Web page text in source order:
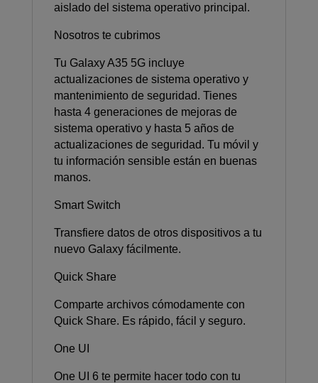
aislado del sistema operativo principal.
Nosotros te cubrimos
Tu Galaxy A35 5G incluye
actualizaciones de sistema operativo y
mantenimiento de seguridad. Tienes
hasta 4 generaciones de mejoras de
sistema operativo y hasta 5 años de
actualizaciones de seguridad. Tu móvil y
tu información sensible están en buenas
manos.
Smart Switch
Transfiere datos de otros dispositivos a tu
nuevo Galaxy fácilmente.
Quick Share
Comparte archivos cómodamente con
Quick Share. Es rápido, fácil y seguro.
One UI
One UI 6 te permite hacer todo con tu